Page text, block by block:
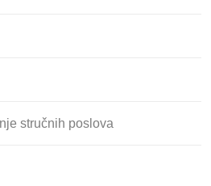
stručnih poslova